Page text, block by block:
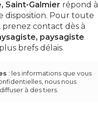
Saint-Galmier répond à
disposition. Pour toute
contact dès à
paysagiste
brefs délais.
: les informations que vous
nous nous
à des tiers.